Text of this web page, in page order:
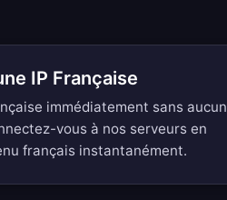
IP Française
immédiatement sans aucun
vous à nos serveurs en
français instantanément.